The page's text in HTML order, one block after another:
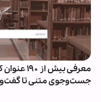
معرفی بیش
جست‌وجوی متنی تا